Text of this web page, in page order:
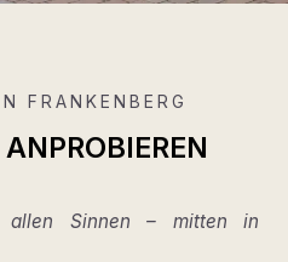
FRANKENBERG
allen Sinnen – mitten in